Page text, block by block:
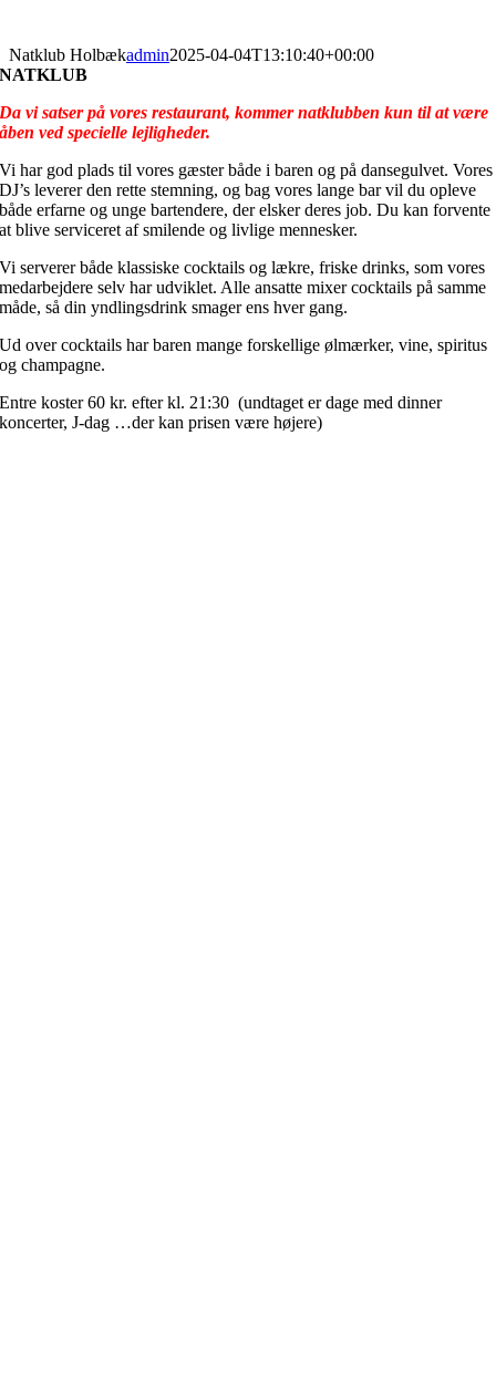
Natklub Holbækadmin2025-04-04T13:10:40+00:00
NATKLUB
Da visatserpå vores restaurant, kommer natklubben kun til at være
åben ved specielle lejligheder.
Vi har god plads til vores gæster både i baren og på dansegulvet. Vores
DJ’s leverer den rette stemning, og bag vores lange bar vil du opleve
både erfarne og unge bartendere, der elsker deres job. Du kan forvente
at blive serviceret af smilende og livlige mennesker.
Vi serverer både klassiske cocktails og lækre, friske drinks, som vores
medarbejdere selv har udviklet. Alle ansatte mixer cocktails på samme
måde, så din yndlingsdrink smager ens hver gang.
Ud over cocktails har baren mange forskellige ølmærker, vine, spiritus
og champagne.
Entre koster 60 kr. efter kl. 21:30 (undtaget er dage med dinner
koncerter, J-dag …der kan prisen være højere)